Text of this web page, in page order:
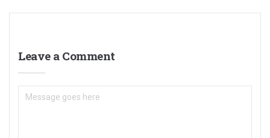
Leave a Comment